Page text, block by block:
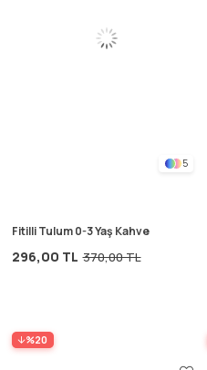
5
Fitilli Tulum 0-3 Yaş Kahve
296,00 TL 370,00 TL
%20